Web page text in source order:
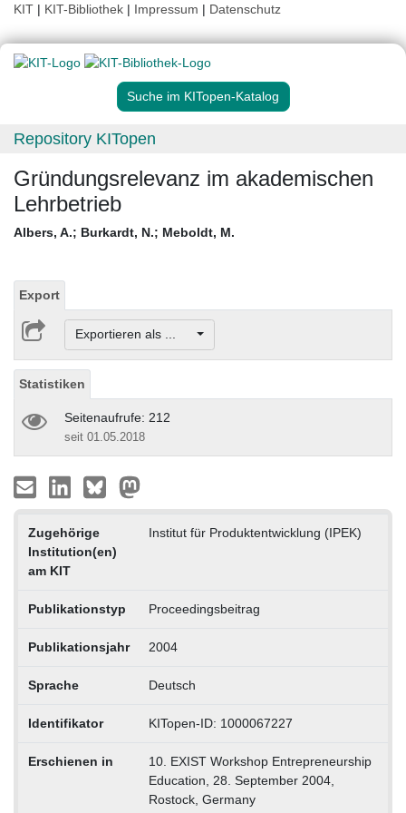
KIT | KIT-Bibliothek | Impressum | Datenschutz
Suche im KITopen-Katalog
Repository KITopen
Gründungsrelevanz im akademischen
Lehrbetrieb
Albers, A.; Burkardt, N.; Meboldt, M.
Export
Exportieren als ...
Statistiken
Seitenaufrufe: 212
seit 01.05.2018
Zugehörige
Institution(en)
am KIT
Institut für Produktentwicklung (IPEK)
Publikationstyp Proceedingsbeitrag
Publikationsjahr 2004
Sprache Deutsch
Identifikator KITopen-ID: 1000067227
Erschienen in
10. EXIST Workshop Entrepreneurship
Education, 28. September 2004,
Rostock, Germany